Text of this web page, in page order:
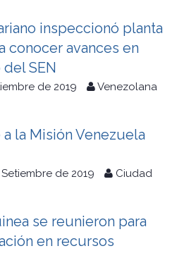
inspeccionó planta
conocer avances en
SEN
de 2019
Venezolana
la Misión Venezuela
de 2019
Ciudad
se reunieron para
en recursos